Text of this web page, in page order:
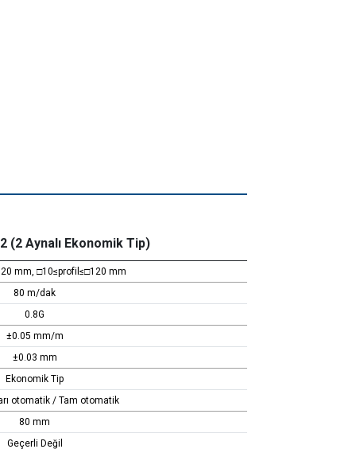
(2 Aynalı Ekonomik Tip)
mm, □10≤profil≤□120 mm
80 m/dak
0.8G
±0.05 mm/m
±0.03 mm
Ekonomik Tip
otomatik / Tam otomatik
80 mm
Geçerli Değil